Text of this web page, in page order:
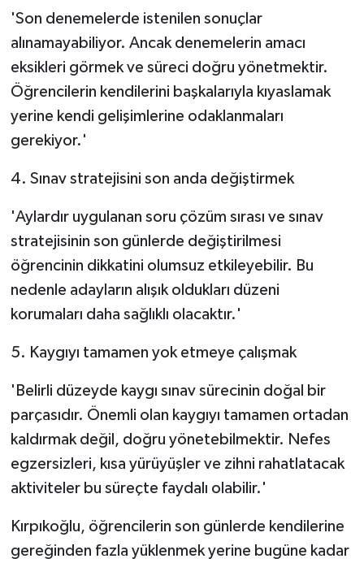
'Son denemelerde istenilen sonuçlar
alınamayabiliyor. Ancak denemelerin amacı
eksikleri görmek ve süreci doğru yönetmektir.
Öğrencilerin kendilerini başkalarıyla kıyaslamak
yerine kendi gelişimlerine odaklanmaları
gerekiyor.'
4. Sınav stratejisini son anda değiştirmek
'Aylardır uygulanan soru çözüm sırası ve sınav
stratejisinin son günlerde değiştirilmesi
öğrencinin dikkatini olumsuz etkileyebilir. Bu
nedenle adayların alışık oldukları düzeni
korumaları daha sağlıklı olacaktır.'
5. Kaygıyı tamamen yok etmeye çalışmak
'Belirli düzeyde kaygı sınav sürecinin doğal bir
parçasıdır. Önemli olan kaygıyı tamamen ortadan
kaldırmak değil, doğru yönetebilmektir. Nefes
egzersizleri, kısa yürüyüşler ve zihni rahatlatacak
aktiviteler bu süreçte faydalı olabilir.'
Kırpıkoğlu, öğrencilerin son günlerde kendilerine
gereğinden fazla yüklenmek yerine bugüne kadar